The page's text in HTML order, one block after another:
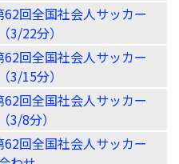
62回全国社会人サッカー
3/22分）
62回全国社会人サッカー
3/15分）
62回全国社会人サッカー
3/8分）
62回全国社会人サッカー